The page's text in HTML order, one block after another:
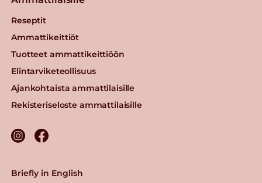
Reseptit
Ammattikeittiöt
Tuotteet ammattikeittiöön
Elintarviketeollisuus
Ajankohtaista ammattilaisille
Rekisteriseloste ammattilaisille
Briefly in English